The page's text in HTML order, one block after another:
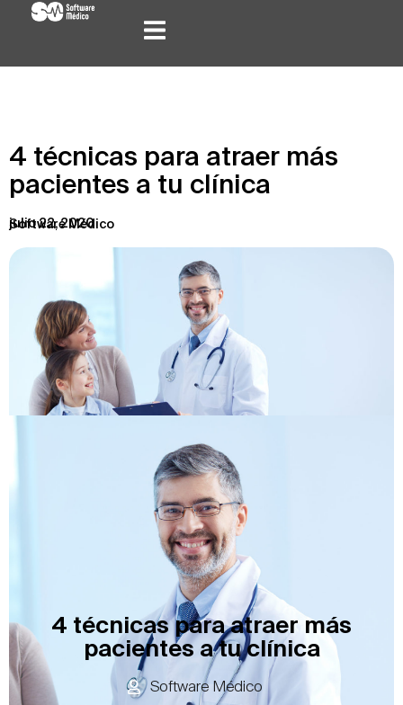
4 técnicas para atraer más
pacientes a tu clínica
julio 22, 2020
Software Médico
4 técnicas para atraer más
pacientes a tu clínica
Software Médico